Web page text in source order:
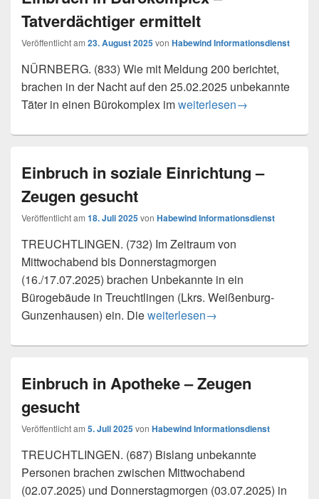
Tatverdächtiger ermittelt
Veröffentlicht am 23. August 2025von Habewind Informationsdienst
NÜRNBERG. (833) Wie mit Meldung 200 berichtet,
brachen in der Nacht auf den 25.02.2025 unbekannte
Täter in einen Bürokomplex imEinbruch in Bürokomplex –
weiterlesen→
Einbruch in soziale Einrichtung –
Zeugen gesucht
Veröffentlicht am 18. Juli 2025von Habewind Informationsdienst
TREUCHTLINGEN. (732) Im Zeitraum von
Mittwochabend bis Donnerstagmorgen
(16./17.07.2025) brachen Unbekannte in ein
Bürogebäude in Treuchtlingen (Lkrs. Weißenburg-
Gunzenhausen) ein. DieEinbruch in soziale Einrichtung –
weiterlesen→
Einbruch in Apotheke – Zeugen
gesucht
Veröffentlicht am 5. Juli 2025von Habewind Informationsdienst
TREUCHTLINGEN. (687) Bislang unbekannte
Personen brachen zwischen Mittwochabend
(02.07.2025) und Donnerstagmorgen (03.07.2025) in